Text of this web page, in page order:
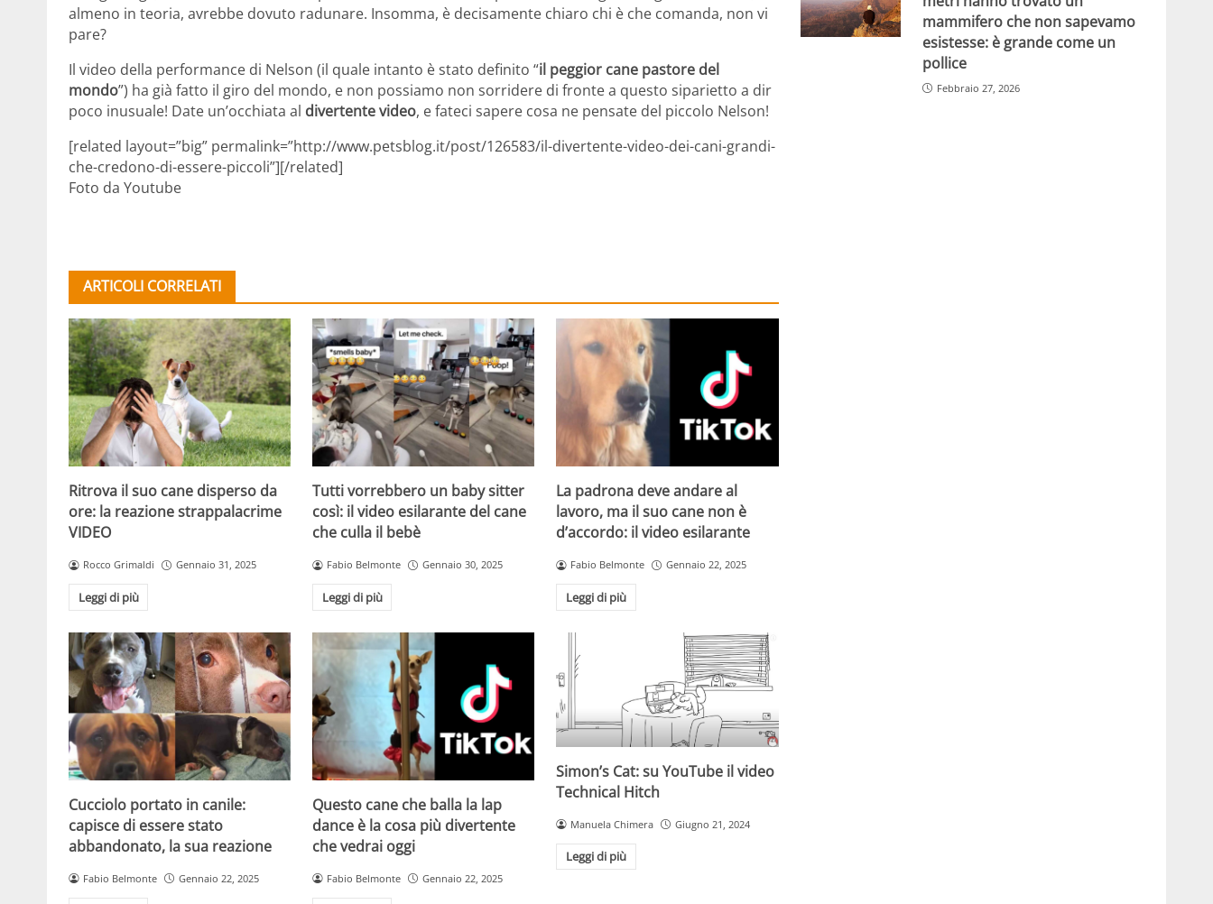
almeno in teoria, avrebbe dovuto radunare. Insomma, è decisamente chiaro chi è che comanda, non vi
pare?
Il video della performance di Nelson (il quale intanto è stato definito “il peggior cane pastore del
mondo”) ha già fatto il giro del mondo, e non possiamo non sorridere di fronte a questo siparietto a dir
poco inusuale! Date un’occhiata al divertente video, e fateci sapere cosa ne pensate del piccolo Nelson!
[related layout=”big” permalink=”http://www.petsblog.it/post/126583/il-divertente-video-dei-cani-grandi-
che-credono-di-essere-piccoli”][/related]
Foto da Youtube
ARTICOLI CORRELATI
Ritrova il suo cane disperso da
ore: la reazione strappalacrime
VIDEO
Rocco Grimaldi Gennaio 31, 2025
Leggi di più
Tutti vorrebbero un baby sitter
così: il video esilarante del cane
che culla il bebè
Fabio Belmonte Gennaio 30, 2025
Leggi di più
La padrona deve andare al
lavoro, ma il suo cane non è
d’accordo: il video esilarante
Fabio Belmonte Gennaio 22, 2025
Leggi di più
Cucciolo portato in canile:
capisce di essere stato
abbandonato, la sua reazione
Fabio Belmonte Gennaio 22, 2025
Questo cane che balla la lap
dance è la cosa più divertente
che vedrai oggi
Fabio Belmonte Gennaio 22, 2025
Simon’s Cat: su YouTube il video
Technical Hitch
Manuela Chimera Giugno 21, 2024
Leggi di più
mammifero che non sapevamo
esistesse: è grande come un
pollice
Febbraio 27, 2026